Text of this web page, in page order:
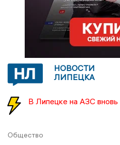
НОВОСТИ
ЛИПЕЦКА
В Липецке на АЗС
Общество